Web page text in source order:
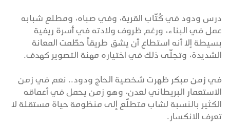
درس ودود في كُتّاب القرية، وفي صباه، ومطلع شبابه
عمل في البناء، ورغم ظروف ولادته في أسرة ريفية
بسيطة إلا أنه استطاع أن يشق طريقاً حطّمت المعانة
الشديدة، وتجلّى ذلك في اختياره مهنة التصوير كهدف.
في زمن مبكر ظهرت شخصية الحاج ودود.. نعم في زمن
الاستعمار البريطاني لعدن، وهو زمن يحمل في أعماقه
الكثير بالنسبة لشاب متطلّع إلى منظومة حياة مستقلة لا
تعرف الانكسار.